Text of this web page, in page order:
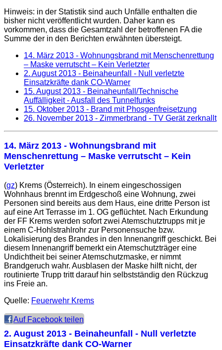
Hinweis: in der Statistik sind auch Unfälle enthalten die
bisher nicht veröffentlicht wurden. Daher kann es
vorkommen, dass die Gesamtzahl der betroffenen FAdie
Summe der in den Berichten erwähnten übersteigt.
14. März 2013 - Wohnungsbrand mit Menschenrettung
– Maske verrutscht – Kein Verletzter
2. August 2013 - Beinaheunfall - Null verletzte
Einsatzkräfte dank CO-Warner
15. August 2013 - Beinaheunfall/Technische
Auffälligkeit - Ausfall des Tunnelfunks
15. Oktober 2013 - Brand mit Phosgenfreisetzung
26. November 2013 - Zimmerbrand - TV Gerät zerknallt
14. März 2013 - Wohnungsbrand mit
Menschenrettung – Maske verrutscht – Kein
Verletzter
(gz) Krems (Österreich). In einem eingeschossigen
Wohnhaus brennt im Erdgeschoß eine Wohnung, zwei
Personen sind bereits aus dem Haus, eine dritte Person ist
auf eine Art Terrasse im 1. OG geflüchtet. Nach Erkundung
der FF Krems werden sofort zwei Atemschutztrupps mit je
einem C-Hohlstrahlrohr zur Personensuche bzw.
Lokalisierung des Brandes in den Innenangriff geschickt. Bei
diesem Innenangriff bemerkt ein Atemschutzträger eine
Undichtheit bei seiner Atemschutzmaske, er nimmt
Brandgeruch wahr. Ausblasen der Maske hilft nicht, der
routinierte Trupp tritt darauf hin selbstständig den Rückzug
ins Freie an.
Quelle: Feuerwehr Krems
Auf Facebook teilen
2. August 2013 - Beinaheunfall - Null verletzte
Einsatzkräfte dank CO-Warner